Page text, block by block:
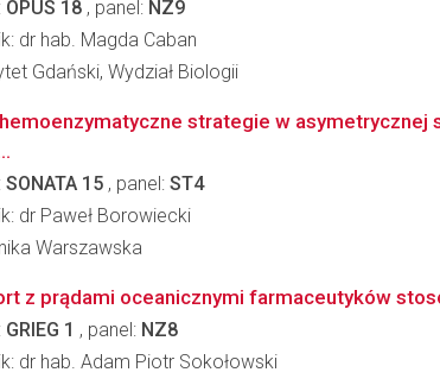
OPUS 18 , panel: NZ9
dr hab. Magda Caban
Gdański, Wydział Biologii
strategie w
SONATA 15 , panel: ST4
dr Paweł Borowiecki
Warszawska
z prądami oceanicznymi farmaceutyków
GRIEG 1 , panel: NZ8
dr hab. Adam Piotr Sokołowski